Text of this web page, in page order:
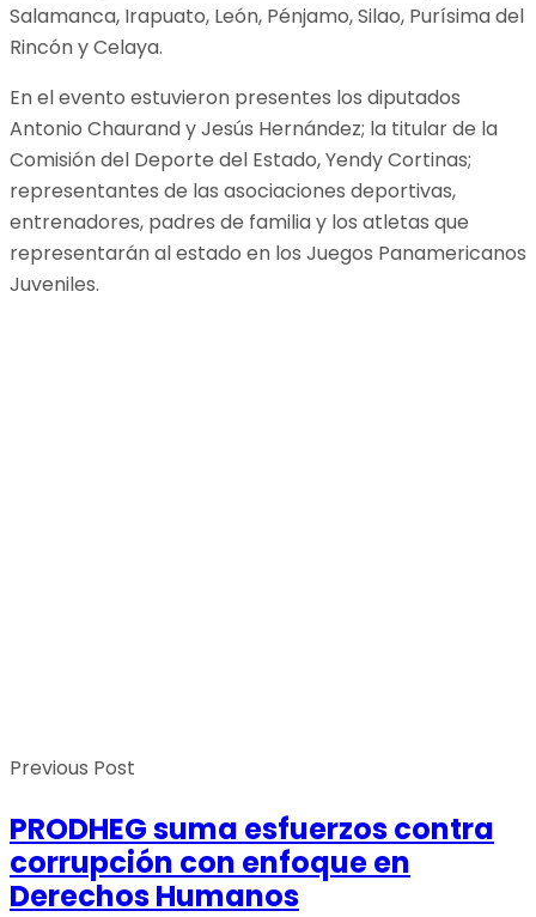
Salamanca, Irapuato, León, Pénjamo, Silao, Purísima del
Rincón y Celaya.
En el evento estuvieron presentes los diputados
Antonio Chaurand y Jesús Hernández; la titular de la
Comisión del Deporte del Estado, Yendy Cortinas;
representantes de las asociaciones deportivas,
entrenadores, padres de familia y los atletas que
representarán al estado en los Juegos Panamericanos
Juveniles.
Previous Post
PRODHEG suma esfuerzos contra
corrupción con enfoque en
Derechos Humanos